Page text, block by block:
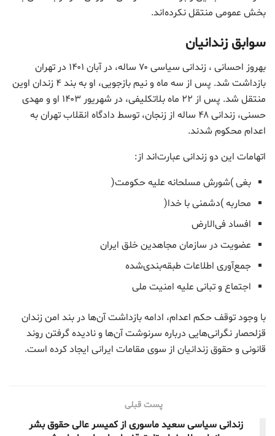
بخش عمومی منتقل نکرده‌اند.
سوابق زندانیان
بهروز احسانی ، زندانی سیاسی ۷۰ ساله، در آبان ۱۴۰۱ در تهران
بازداشت شد. پس از سه ماه و نیم بازجویی، او به بند ۴ زندان اوین
منتقل شد. پس از ۲۲ ماه بلاتکلیفی، در شهریور ۱۴۰۳ او و مهدی
حسنی، زندانی ۴۸ ساله از زنجان، توسط دادگاه انقلاب تهران به
اعدام محکوم شدند.
اتهامات این دو زندانی عبارت‌اند از:
بغی )شورش مسلحانه علیه حکومت(
محاربه )دشمنی با خدا(
افساد فی‌الارض
عضویت در سازمان مجاهدین خلق ایران
جمع‌آوری اطلاعات طبقه‌بندی‌شده
اجتماع و تبانی علیه امنیت ملی
با وجود توقف حکم اعدام، ادامه بازداشت آن‌ها در بند امن زندان
قزلحصار نگرانی‌هایی درباره سرنوشت آن‌ها و نادیده گرفتن روند
قانونی و حقوق زندانیان از سوی مقامات ایرانی ایجاد کرده است.
پست قبلی
زندانی سیاسی سعید ماسوری از کمیسر عالی حقوق بشر